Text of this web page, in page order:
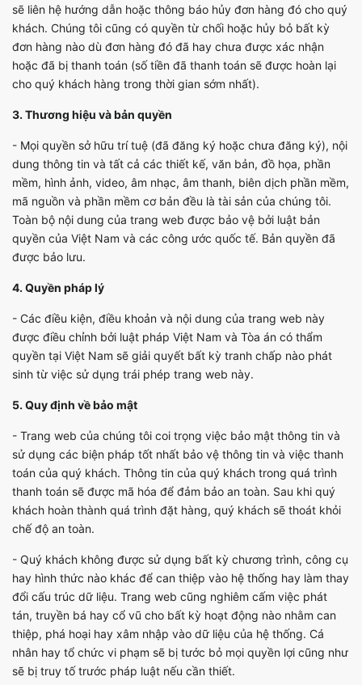
sẽ liên hệ hướng dẫn hoặc thông báo hủy đơn hàng đó cho quý
khách. Chúng tôi cũng có quyền từ chối hoặc hủy bỏ bất kỳ
đơn hàng nào dù đơn hàng đó đã hay chưa được xác nhận
hoặc đã bị thanh toán (số tiền đã thanh toán sẽ được hoàn lại
cho quý khách hàng trong thời gian sớm nhất).
3. Thương hiệu và bản quyền
- Mọi quyền sở hữu trí tuệ (đã đăng ký hoặc chưa đăng ký), nội
dung thông tin và tất cả các thiết kế, văn bản, đồ họa, phần
mềm, hình ảnh, video, âm nhạc, âm thanh, biên dịch phần mềm,
mã nguồn và phần mềm cơ bản đều là tài sản của chúng tôi.
Toàn bộ nội dung của trang web được bảo vệ bởi luật bản
quyền của Việt Nam và các công ước quốc tế. Bản quyền đã
được bảo lưu.
4. Quyền pháp lý
- Các điều kiện, điều khoản và nội dung của trang web này
được điều chỉnh bởi luật pháp Việt Nam và Tòa án có thẩm
quyền tại Việt Nam sẽ giải quyết bất kỳ tranh chấp nào phát
sinh từ việc sử dụng trái phép trang web này.
5. Quy định về bảo mật
- Trang web của chúng tôi coi trọng việc bảo mật thông tin và
sử dụng các biện pháp tốt nhất bảo vệ thông tin và việc thanh
toán của quý khách. Thông tin của quý khách trong quá trình
thanh toán sẽ được mã hóa để đảm bảo an toàn. Sau khi quý
khách hoàn thành quá trình đặt hàng, quý khách sẽ thoát khỏi
chế độ an toàn.
- Quý khách không được sử dụng bất kỳ chương trình, công cụ
hay hình thức nào khác để can thiệp vào hệ thống hay làm thay
đổi cấu trúc dữ liệu. Trang web cũng nghiêm cấm việc phát
tán, truyền bá hay cổ vũ cho bất kỳ hoạt động nào nhằm can
thiệp, phá hoại hay xâm nhập vào dữ liệu của hệ thống. Cá
nhân hay tổ chức vi phạm sẽ bị tước bỏ mọi quyền lợi cũng như
sẽ bị truy tố trước pháp luật nếu cần thiết.